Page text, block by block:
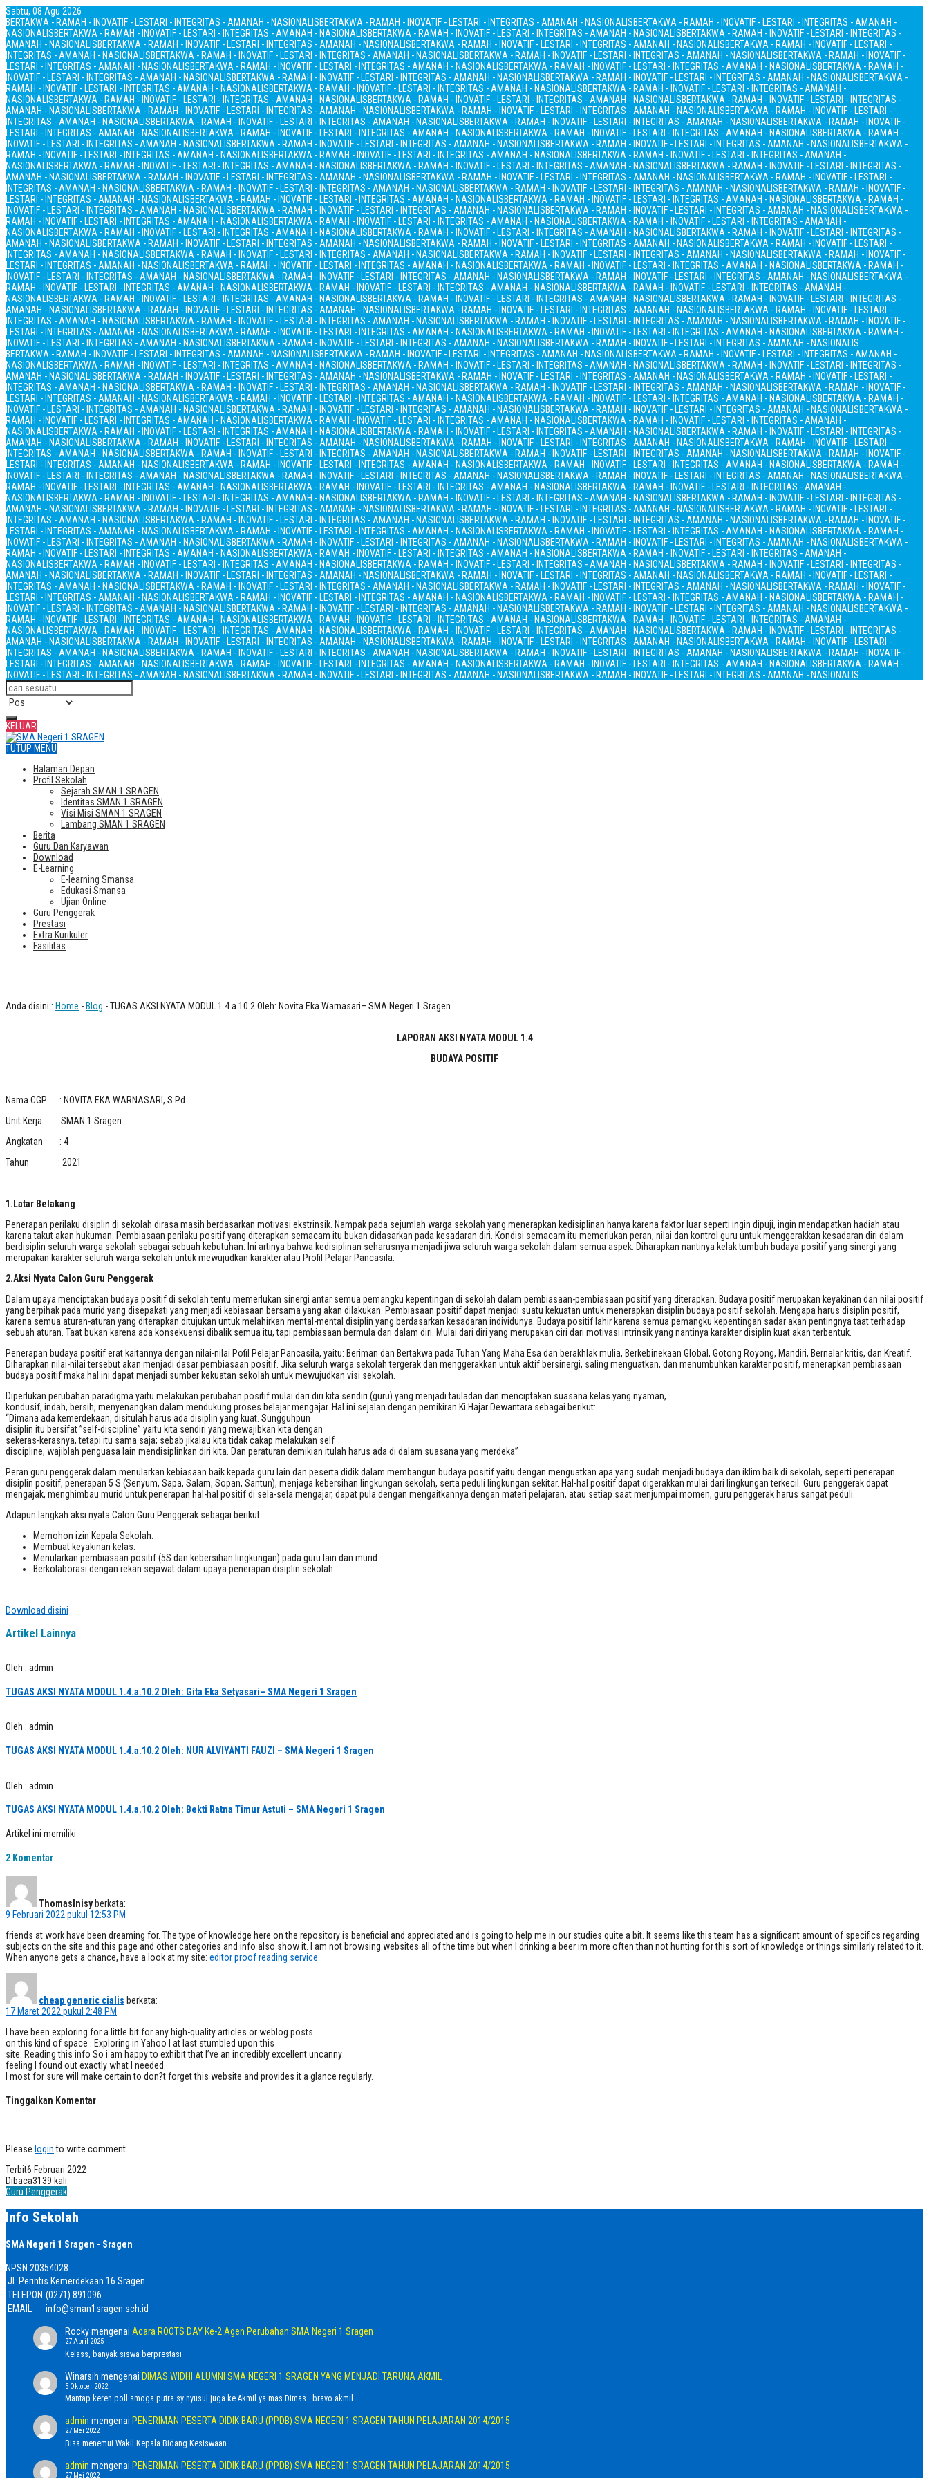
Sabtu, 08 Agu 2026
BERTAKWA - RAMAH - INOVATIF - LESTARI - INTEGRITAS - AMANAH - NASIONALISBERTAKWA - RAMAH - INOVATIF - LESTARI - INTEGRITAS - AMANAH - NASIONALISBERTAKWA - RAMAH - INOVATIF - LESTARI - INTEGRITAS - AMANAH -
NASIONALISBERTAKWA - RAMAH - INOVATIF - LESTARI - INTEGRITAS - AMANAH - NASIONALISBERTAKWA - RAMAH - INOVATIF - LESTARI - INTEGRITAS - AMANAH - NASIONALISBERTAKWA - RAMAH - INOVATIF - LESTARI - INTEGRITAS -
AMANAH - NASIONALISBERTAKWA - RAMAH - INOVATIF - LESTARI - INTEGRITAS - AMANAH - NASIONALISBERTAKWA - RAMAH - INOVATIF - LESTARI - INTEGRITAS - AMANAH - NASIONALISBERTAKWA - RAMAH - INOVATIF - LESTARI -
INTEGRITAS - AMANAH - NASIONALISBERTAKWA - RAMAH - INOVATIF - LESTARI - INTEGRITAS - AMANAH - NASIONALISBERTAKWA - RAMAH - INOVATIF - LESTARI - INTEGRITAS - AMANAH - NASIONALISBERTAKWA - RAMAH - INOVATIF -
LESTARI - INTEGRITAS - AMANAH - NASIONALISBERTAKWA - RAMAH - INOVATIF - LESTARI - INTEGRITAS - AMANAH - NASIONALISBERTAKWA - RAMAH - INOVATIF - LESTARI - INTEGRITAS - AMANAH - NASIONALISBERTAKWA - RAMAH -
INOVATIF - LESTARI - INTEGRITAS - AMANAH - NASIONALISBERTAKWA - RAMAH - INOVATIF - LESTARI - INTEGRITAS - AMANAH - NASIONALISBERTAKWA - RAMAH - INOVATIF - LESTARI - INTEGRITAS - AMANAH - NASIONALISBERTAKWA -
RAMAH - INOVATIF - LESTARI - INTEGRITAS - AMANAH - NASIONALISBERTAKWA - RAMAH - INOVATIF - LESTARI - INTEGRITAS - AMANAH - NASIONALISBERTAKWA - RAMAH - INOVATIF - LESTARI - INTEGRITAS - AMANAH -
NASIONALISBERTAKWA - RAMAH - INOVATIF - LESTARI - INTEGRITAS - AMANAH - NASIONALISBERTAKWA - RAMAH - INOVATIF - LESTARI - INTEGRITAS - AMANAH - NASIONALISBERTAKWA - RAMAH - INOVATIF - LESTARI - INTEGRITAS -
AMANAH - NASIONALISBERTAKWA - RAMAH - INOVATIF - LESTARI - INTEGRITAS - AMANAH - NASIONALISBERTAKWA - RAMAH - INOVATIF - LESTARI - INTEGRITAS - AMANAH - NASIONALISBERTAKWA - RAMAH - INOVATIF - LESTARI -
INTEGRITAS - AMANAH - NASIONALISBERTAKWA - RAMAH - INOVATIF - LESTARI - INTEGRITAS - AMANAH - NASIONALISBERTAKWA - RAMAH - INOVATIF - LESTARI - INTEGRITAS - AMANAH - NASIONALISBERTAKWA - RAMAH - INOVATIF -
LESTARI - INTEGRITAS - AMANAH - NASIONALISBERTAKWA - RAMAH - INOVATIF - LESTARI - INTEGRITAS - AMANAH - NASIONALISBERTAKWA - RAMAH - INOVATIF - LESTARI - INTEGRITAS - AMANAH - NASIONALISBERTAKWA - RAMAH -
INOVATIF - LESTARI - INTEGRITAS - AMANAH - NASIONALISBERTAKWA - RAMAH - INOVATIF - LESTARI - INTEGRITAS - AMANAH - NASIONALISBERTAKWA - RAMAH - INOVATIF - LESTARI - INTEGRITAS - AMANAH - NASIONALISBERTAKWA -
RAMAH - INOVATIF - LESTARI - INTEGRITAS - AMANAH - NASIONALISBERTAKWA - RAMAH - INOVATIF - LESTARI - INTEGRITAS - AMANAH - NASIONALISBERTAKWA - RAMAH - INOVATIF - LESTARI - INTEGRITAS - AMANAH -
NASIONALISBERTAKWA - RAMAH - INOVATIF - LESTARI - INTEGRITAS - AMANAH - NASIONALISBERTAKWA - RAMAH - INOVATIF - LESTARI - INTEGRITAS - AMANAH - NASIONALISBERTAKWA - RAMAH - INOVATIF - LESTARI - INTEGRITAS -
AMANAH - NASIONALISBERTAKWA - RAMAH - INOVATIF - LESTARI - INTEGRITAS - AMANAH - NASIONALISBERTAKWA - RAMAH - INOVATIF - LESTARI - INTEGRITAS - AMANAH - NASIONALISBERTAKWA - RAMAH - INOVATIF - LESTARI -
INTEGRITAS - AMANAH - NASIONALISBERTAKWA - RAMAH - INOVATIF - LESTARI - INTEGRITAS - AMANAH - NASIONALISBERTAKWA - RAMAH - INOVATIF - LESTARI - INTEGRITAS - AMANAH - NASIONALISBERTAKWA - RAMAH - INOVATIF -
LESTARI - INTEGRITAS - AMANAH - NASIONALISBERTAKWA - RAMAH - INOVATIF - LESTARI - INTEGRITAS - AMANAH - NASIONALISBERTAKWA - RAMAH - INOVATIF - LESTARI - INTEGRITAS - AMANAH - NASIONALISBERTAKWA - RAMAH -
INOVATIF - LESTARI - INTEGRITAS - AMANAH - NASIONALISBERTAKWA - RAMAH - INOVATIF - LESTARI - INTEGRITAS - AMANAH - NASIONALISBERTAKWA - RAMAH - INOVATIF - LESTARI - INTEGRITAS - AMANAH - NASIONALISBERTAKWA -
RAMAH - INOVATIF - LESTARI - INTEGRITAS - AMANAH - NASIONALISBERTAKWA - RAMAH - INOVATIF - LESTARI - INTEGRITAS - AMANAH - NASIONALISBERTAKWA - RAMAH - INOVATIF - LESTARI - INTEGRITAS - AMANAH -
NASIONALISBERTAKWA - RAMAH - INOVATIF - LESTARI - INTEGRITAS - AMANAH - NASIONALISBERTAKWA - RAMAH - INOVATIF - LESTARI - INTEGRITAS - AMANAH - NASIONALISBERTAKWA - RAMAH - INOVATIF - LESTARI - INTEGRITAS -
AMANAH - NASIONALISBERTAKWA - RAMAH - INOVATIF - LESTARI - INTEGRITAS - AMANAH - NASIONALISBERTAKWA - RAMAH - INOVATIF - LESTARI - INTEGRITAS - AMANAH - NASIONALISBERTAKWA - RAMAH - INOVATIF - LESTARI -
INTEGRITAS - AMANAH - NASIONALISBERTAKWA - RAMAH - INOVATIF - LESTARI - INTEGRITAS - AMANAH - NASIONALISBERTAKWA - RAMAH - INOVATIF - LESTARI - INTEGRITAS - AMANAH - NASIONALISBERTAKWA - RAMAH - INOVATIF -
LESTARI - INTEGRITAS - AMANAH - NASIONALISBERTAKWA - RAMAH - INOVATIF - LESTARI - INTEGRITAS - AMANAH - NASIONALISBERTAKWA - RAMAH - INOVATIF - LESTARI - INTEGRITAS - AMANAH - NASIONALISBERTAKWA - RAMAH -
INOVATIF - LESTARI - INTEGRITAS - AMANAH - NASIONALISBERTAKWA - RAMAH - INOVATIF - LESTARI - INTEGRITAS - AMANAH - NASIONALISBERTAKWA - RAMAH - INOVATIF - LESTARI - INTEGRITAS - AMANAH - NASIONALISBERTAKWA -
RAMAH - INOVATIF - LESTARI - INTEGRITAS - AMANAH - NASIONALISBERTAKWA - RAMAH - INOVATIF - LESTARI - INTEGRITAS - AMANAH - NASIONALISBERTAKWA - RAMAH - INOVATIF - LESTARI - INTEGRITAS - AMANAH -
NASIONALISBERTAKWA - RAMAH - INOVATIF - LESTARI - INTEGRITAS - AMANAH - NASIONALISBERTAKWA - RAMAH - INOVATIF - LESTARI - INTEGRITAS - AMANAH - NASIONALISBERTAKWA - RAMAH - INOVATIF - LESTARI - INTEGRITAS -
AMANAH - NASIONALISBERTAKWA - RAMAH - INOVATIF - LESTARI - INTEGRITAS - AMANAH - NASIONALISBERTAKWA - RAMAH - INOVATIF - LESTARI - INTEGRITAS - AMANAH - NASIONALISBERTAKWA - RAMAH - INOVATIF - LESTARI -
INTEGRITAS - AMANAH - NASIONALISBERTAKWA - RAMAH - INOVATIF - LESTARI - INTEGRITAS - AMANAH - NASIONALISBERTAKWA - RAMAH - INOVATIF - LESTARI - INTEGRITAS - AMANAH - NASIONALISBERTAKWA - RAMAH - INOVATIF -
LESTARI - INTEGRITAS - AMANAH - NASIONALISBERTAKWA - RAMAH - INOVATIF - LESTARI - INTEGRITAS - AMANAH - NASIONALISBERTAKWA - RAMAH - INOVATIF - LESTARI - INTEGRITAS - AMANAH - NASIONALISBERTAKWA - RAMAH -
INOVATIF - LESTARI - INTEGRITAS - AMANAH - NASIONALISBERTAKWA - RAMAH - INOVATIF - LESTARI - INTEGRITAS - AMANAH - NASIONALISBERTAKWA - RAMAH - INOVATIF - LESTARI - INTEGRITAS - AMANAH - NASIONALIS
BERTAKWA - RAMAH - INOVATIF - LESTARI - INTEGRITAS - AMANAH - NASIONALISBERTAKWA - RAMAH - INOVATIF - LESTARI - INTEGRITAS - AMANAH - NASIONALISBERTAKWA - RAMAH - INOVATIF - LESTARI - INTEGRITAS - AMANAH -
NASIONALISBERTAKWA - RAMAH - INOVATIF - LESTARI - INTEGRITAS - AMANAH - NASIONALISBERTAKWA - RAMAH - INOVATIF - LESTARI - INTEGRITAS - AMANAH - NASIONALISBERTAKWA - RAMAH - INOVATIF - LESTARI - INTEGRITAS -
AMANAH - NASIONALISBERTAKWA - RAMAH - INOVATIF - LESTARI - INTEGRITAS - AMANAH - NASIONALISBERTAKWA - RAMAH - INOVATIF - LESTARI - INTEGRITAS - AMANAH - NASIONALISBERTAKWA - RAMAH - INOVATIF - LESTARI -
INTEGRITAS - AMANAH - NASIONALISBERTAKWA - RAMAH - INOVATIF - LESTARI - INTEGRITAS - AMANAH - NASIONALISBERTAKWA - RAMAH - INOVATIF - LESTARI - INTEGRITAS - AMANAH - NASIONALISBERTAKWA - RAMAH - INOVATIF -
LESTARI - INTEGRITAS - AMANAH - NASIONALISBERTAKWA - RAMAH - INOVATIF - LESTARI - INTEGRITAS - AMANAH - NASIONALISBERTAKWA - RAMAH - INOVATIF - LESTARI - INTEGRITAS - AMANAH - NASIONALISBERTAKWA - RAMAH -
INOVATIF - LESTARI - INTEGRITAS - AMANAH - NASIONALISBERTAKWA - RAMAH - INOVATIF - LESTARI - INTEGRITAS - AMANAH - NASIONALISBERTAKWA - RAMAH - INOVATIF - LESTARI - INTEGRITAS - AMANAH - NASIONALISBERTAKWA -
RAMAH - INOVATIF - LESTARI - INTEGRITAS - AMANAH - NASIONALISBERTAKWA - RAMAH - INOVATIF - LESTARI - INTEGRITAS - AMANAH - NASIONALISBERTAKWA - RAMAH - INOVATIF - LESTARI - INTEGRITAS - AMANAH -
NASIONALISBERTAKWA - RAMAH - INOVATIF - LESTARI - INTEGRITAS - AMANAH - NASIONALISBERTAKWA - RAMAH - INOVATIF - LESTARI - INTEGRITAS - AMANAH - NASIONALISBERTAKWA - RAMAH - INOVATIF - LESTARI - INTEGRITAS -
AMANAH - NASIONALISBERTAKWA - RAMAH - INOVATIF - LESTARI - INTEGRITAS - AMANAH - NASIONALISBERTAKWA - RAMAH - INOVATIF - LESTARI - INTEGRITAS - AMANAH - NASIONALISBERTAKWA - RAMAH - INOVATIF - LESTARI -
INTEGRITAS - AMANAH - NASIONALISBERTAKWA - RAMAH - INOVATIF - LESTARI - INTEGRITAS - AMANAH - NASIONALISBERTAKWA - RAMAH - INOVATIF - LESTARI - INTEGRITAS - AMANAH - NASIONALISBERTAKWA - RAMAH - INOVATIF -
LESTARI - INTEGRITAS - AMANAH - NASIONALISBERTAKWA - RAMAH - INOVATIF - LESTARI - INTEGRITAS - AMANAH - NASIONALISBERTAKWA - RAMAH - INOVATIF - LESTARI - INTEGRITAS - AMANAH - NASIONALISBERTAKWA - RAMAH -
INOVATIF - LESTARI - INTEGRITAS - AMANAH - NASIONALISBERTAKWA - RAMAH - INOVATIF - LESTARI - INTEGRITAS - AMANAH - NASIONALISBERTAKWA - RAMAH - INOVATIF - LESTARI - INTEGRITAS - AMANAH - NASIONALISBERTAKWA -
RAMAH - INOVATIF - LESTARI - INTEGRITAS - AMANAH - NASIONALISBERTAKWA - RAMAH - INOVATIF - LESTARI - INTEGRITAS - AMANAH - NASIONALISBERTAKWA - RAMAH - INOVATIF - LESTARI - INTEGRITAS - AMANAH -
NASIONALISBERTAKWA - RAMAH - INOVATIF - LESTARI - INTEGRITAS - AMANAH - NASIONALISBERTAKWA - RAMAH - INOVATIF - LESTARI - INTEGRITAS - AMANAH - NASIONALISBERTAKWA - RAMAH - INOVATIF - LESTARI - INTEGRITAS -
AMANAH - NASIONALISBERTAKWA - RAMAH - INOVATIF - LESTARI - INTEGRITAS - AMANAH - NASIONALISBERTAKWA - RAMAH - INOVATIF - LESTARI - INTEGRITAS - AMANAH - NASIONALISBERTAKWA - RAMAH - INOVATIF - LESTARI -
INTEGRITAS - AMANAH - NASIONALISBERTAKWA - RAMAH - INOVATIF - LESTARI - INTEGRITAS - AMANAH - NASIONALISBERTAKWA - RAMAH - INOVATIF - LESTARI - INTEGRITAS - AMANAH - NASIONALISBERTAKWA - RAMAH - INOVATIF -
LESTARI - INTEGRITAS - AMANAH - NASIONALISBERTAKWA - RAMAH - INOVATIF - LESTARI - INTEGRITAS - AMANAH - NASIONALISBERTAKWA - RAMAH - INOVATIF - LESTARI - INTEGRITAS - AMANAH - NASIONALISBERTAKWA - RAMAH -
INOVATIF - LESTARI - INTEGRITAS - AMANAH - NASIONALISBERTAKWA - RAMAH - INOVATIF - LESTARI - INTEGRITAS - AMANAH - NASIONALISBERTAKWA - RAMAH - INOVATIF - LESTARI - INTEGRITAS - AMANAH - NASIONALISBERTAKWA -
RAMAH - INOVATIF - LESTARI - INTEGRITAS - AMANAH - NASIONALISBERTAKWA - RAMAH - INOVATIF - LESTARI - INTEGRITAS - AMANAH - NASIONALISBERTAKWA - RAMAH - INOVATIF - LESTARI - INTEGRITAS - AMANAH -
NASIONALISBERTAKWA - RAMAH - INOVATIF - LESTARI - INTEGRITAS - AMANAH - NASIONALISBERTAKWA - RAMAH - INOVATIF - LESTARI - INTEGRITAS - AMANAH - NASIONALISBERTAKWA - RAMAH - INOVATIF - LESTARI - INTEGRITAS -
AMANAH - NASIONALISBERTAKWA - RAMAH - INOVATIF - LESTARI - INTEGRITAS - AMANAH - NASIONALISBERTAKWA - RAMAH - INOVATIF - LESTARI - INTEGRITAS - AMANAH - NASIONALISBERTAKWA - RAMAH - INOVATIF - LESTARI -
INTEGRITAS - AMANAH - NASIONALISBERTAKWA - RAMAH - INOVATIF - LESTARI - INTEGRITAS - AMANAH - NASIONALISBERTAKWA - RAMAH - INOVATIF - LESTARI - INTEGRITAS - AMANAH - NASIONALISBERTAKWA - RAMAH - INOVATIF -
LESTARI - INTEGRITAS - AMANAH - NASIONALISBERTAKWA - RAMAH - INOVATIF - LESTARI - INTEGRITAS - AMANAH - NASIONALISBERTAKWA - RAMAH - INOVATIF - LESTARI - INTEGRITAS - AMANAH - NASIONALISBERTAKWA - RAMAH -
INOVATIF - LESTARI - INTEGRITAS - AMANAH - NASIONALISBERTAKWA - RAMAH - INOVATIF - LESTARI - INTEGRITAS - AMANAH - NASIONALISBERTAKWA - RAMAH - INOVATIF - LESTARI - INTEGRITAS - AMANAH - NASIONALISBERTAKWA -
RAMAH - INOVATIF - LESTARI - INTEGRITAS - AMANAH - NASIONALISBERTAKWA - RAMAH - INOVATIF - LESTARI - INTEGRITAS - AMANAH - NASIONALISBERTAKWA - RAMAH - INOVATIF - LESTARI - INTEGRITAS - AMANAH -
NASIONALISBERTAKWA - RAMAH - INOVATIF - LESTARI - INTEGRITAS - AMANAH - NASIONALISBERTAKWA - RAMAH - INOVATIF - LESTARI - INTEGRITAS - AMANAH - NASIONALISBERTAKWA - RAMAH - INOVATIF - LESTARI - INTEGRITAS -
AMANAH - NASIONALISBERTAKWA - RAMAH - INOVATIF - LESTARI - INTEGRITAS - AMANAH - NASIONALISBERTAKWA - RAMAH - INOVATIF - LESTARI - INTEGRITAS - AMANAH - NASIONALISBERTAKWA - RAMAH - INOVATIF - LESTARI -
INTEGRITAS - AMANAH - NASIONALISBERTAKWA - RAMAH - INOVATIF - LESTARI - INTEGRITAS - AMANAH - NASIONALISBERTAKWA - RAMAH - INOVATIF - LESTARI - INTEGRITAS - AMANAH - NASIONALISBERTAKWA - RAMAH - INOVATIF -
LESTARI - INTEGRITAS - AMANAH - NASIONALISBERTAKWA - RAMAH - INOVATIF - LESTARI - INTEGRITAS - AMANAH - NASIONALISBERTAKWA - RAMAH - INOVATIF - LESTARI - INTEGRITAS - AMANAH - NASIONALISBERTAKWA - RAMAH -
INOVATIF - LESTARI - INTEGRITAS - AMANAH - NASIONALISBERTAKWA - RAMAH - INOVATIF - LESTARI - INTEGRITAS - AMANAH - NASIONALISBERTAKWA - RAMAH - INOVATIF - LESTARI - INTEGRITAS - AMANAH - NASIONALIS
KELUAR
TUTUP MENU
Halaman Depan
Profil Sekolah
Sejarah SMAN 1 SRAGEN
Identitas SMAN 1 SRAGEN
Visi Misi SMAN 1 SRAGEN
Lambang SMAN 1 SRAGEN
Berita
Guru Dan Karyawan
Download
E-Learning
E-learning Smansa
Edukasi Smansa
Ujian Online
Guru Penggerak
Prestasi
Extra Kurikuler
Fasilitas
Anda disini : Home -Blog - TUGAS AKSI NYATA MODUL 1.4.a.10.2 Oleh: Novita Eka Warnasari– SMA Negeri 1 Sragen
LAPORAN AKSI NYATA MODUL 1.4
BUDAYA POSITIF
Nama CGP : NOVITA EKA WARNASARI, S.Pd.
Unit Kerja : SMAN 1 Sragen
Angkatan : 4
Tahun : 2021
1.Latar Belakang
Penerapan perilaku disiplin di sekolah dirasa masih berdasarkan motivasi ekstrinsik. Nampak pada sejumlah warga sekolah yang menerapkan kedisiplinan hanya karena faktor luar seperti ingin dipuji, ingin mendapatkan hadiah atau
karena takut akan hukuman. Pembiasaan perilaku positif yang diterapkan semacam itu bukan didasarkan pada kesadaran diri. Kondisi semacam itu memerlukan peran, nilai dan kontrol guru untuk menggerakkan kesadaran diri dalam
berdisiplin seluruh warga sekolah sebagai sebuah kebutuhan. Ini artinya bahwa kedisiplinan seharusnya menjadi jiwa seluruh warga sekolah dalam semua aspek. Diharapkan nantinya kelak tumbuh budaya positif yang sinergi yang
merupakan karakter seluruh warga sekolah untuk mewujudkan karakter atau Profil Pelajar Pancasila.
2.Aksi Nyata Calon Guru Penggerak
Dalam upaya menciptakan budaya positif di sekolah tentu memerlukan sinergi antar semua pemangku kepentingan di sekolah dalam pembiasaan-pembiasaan positif yang diterapkan. Budaya positif merupakan keyakinan dan nilai positif
yang berpihak pada murid yang disepakati yang menjadi kebiasaan bersama yang akan dilakukan. Pembiasaan positif dapat menjadi suatu kekuatan untuk menerapkan disiplin budaya positif sekolah. Mengapa harus disiplin positif,
karena semua aturan-aturan yang diterapkan ditujukan untuk melahirkan mental-mental disiplin yang berdasarkan kesadaran individunya. Budaya positif lahir karena semua pemangku kepentingan sadar akan pentingnya taat terhadap
sebuah aturan. Taat bukan karena ada konsekuensi dibalik semua itu, tapi pembiasaan bermula dari dalam diri. Mulai dari diri yang merupakan ciri dari motivasi intrinsik yang nantinya karakter disiplin kuat akan terbentuk.
Penerapan budaya positif erat kaitannya dengan nilai-nilai Pofil Pelajar Pancasila, yaitu: Beriman dan Bertakwa pada Tuhan Yang Maha Esa dan berakhlak mulia, Berkebinekaan Global, Gotong Royong, Mandiri, Bernalar kritis, dan Kreatif.
Diharapkan nilai-nilai tersebut akan menjadi dasar pembiasaan positif. Jika seluruh warga sekolah tergerak dan menggerakkan untuk aktif bersinergi, saling menguatkan, dan menumbuhkan karakter positif, menerapkan pembiasaan
budaya positif maka hal ini dapat menjadi sumber kekuatan sekolah untuk mewujudkan visi sekolah.
Diperlukan perubahan paradigma yaitu melakukan perubahan positif mulai dari diri kita sendiri (guru) yang menjadi tauladan dan menciptakan suasana kelas yang nyaman,
kondusif, indah, bersih, menyenangkan dalam mendukung proses belajar mengajar. Hal ini sejalan dengan pemikiran Ki Hajar Dewantara sebagai berikut:
“Dimana ada kemerdekaan, disitulah harus ada disiplin yang kuat. Sungguhpun
disiplin itu bersifat ”self-discipline” yaitu kita sendiri yang mewajibkan kita dengan
sekeras-kerasnya, tetapi itu sama saja; sebab jikalau kita tidak cakap melakukan self
discipline, wajiblah penguasa lain mendisiplinkan diri kita. Dan peraturan demikian itulah harus ada di dalam suasana yang merdeka”
Peran guru penggerak dalam menularkan kebiasaan baik kepada guru lain dan peserta didik dalam membangun budaya positif yaitu dengan menguatkan apa yang sudah menjadi budaya dan iklim baik di sekolah, seperti penerapan
disiplin positif, penerapan 5 S (Senyum, Sapa, Salam, Sopan, Santun), menjaga kebersihan lingkungan sekolah, serta peduli lingkungan sekitar. Hal-hal positif dapat digerakkan mulai dari lingkungan terkecil. Guru penggerak dapat
mengajak, menghimbau murid untuk penerapan hal-hal positif di sela-sela mengajar, dapat pula dengan mengaitkannya dengan materi pelajaran, atau setiap saat menjumpai momen, guru penggerak harus sangat peduli.
Adapun langkah aksi nyata Calon Guru Penggerak sebagai berikut:
Memohon izin Kepala Sekolah.
Membuat keyakinan kelas.
Menularkan pembiasaan positif (5S dan kebersihan lingkungan) pada guru lain dan murid.
Berkolaborasi dengan rekan sejawat dalam upaya penerapan disiplin sekolah.
Download disini
Artikel Lainnya
Oleh : admin
TUGAS AKSI NYATA MODUL 1.4.a.10.2 Oleh: Gita Eka Setyasari– SMA Negeri 1 Sragen
Oleh : admin
TUGAS AKSI NYATA MODUL 1.4.a.10.2 Oleh: NUR ALVIYANTI FAUZI – SMA Negeri 1 Sragen
Oleh : admin
TUGAS AKSI NYATA MODUL 1.4.a.10.2 Oleh: Bekti Ratna Timur Astuti – SMA Negeri 1 Sragen
Artikel ini memiliki
2 Komentar
ThomasInisy berkata:
9 Februari 2022 pukul 12:53 PM
friends at work have been dreaming for. The type of knowledge here on the repository is beneficial and appreciated and is going to help me in our studies quite a bit. It seems like this team has a significant amount of specifics regarding
subjects on the site and this page and other categories and info also show it. I am not browsing websites all of the time but when I drinking a beer im more often than not hunting for this sort of knowledge or things similarly related to it.
When anyone gets a chance, have a look at my site: editor proof reading service
cheap generic cialis berkata:
17 Maret 2022 pukul 2:48 PM
I have been exploring for a little bit for any high-quality articles or weblog posts
on this kind of space . Exploring in Yahoo I at last stumbled upon this
site. Reading this info So i am happy to exhibit that I’ve an incredibly excellent uncanny
feeling I found out exactly what I needed.
I most for sure will make certain to don?t forget this website and provides it a glance regularly.
Tinggalkan Komentar
Please loginto write comment.
Terbit6 Februari 2022
Dibaca3139 kali
Guru Penggerak
Info Sekolah
SMA Negeri 1 Sragen - Sragen
NPSN 20354028
Jl. Perintis Kemerdekaan 16 Sragen
TELEPON (0271) 891096
EMAIL
info@sman1sragen.sch.id
Rockymengenai Acara ROOTS DAY Ke-2 Agen Perubahan SMA Negeri 1 Sragen
27 April 2025
Kelass, banyak siswa berprestasi
Winarsih mengenai DIMAS WIDHI ALUMNI SMA NEGERI 1 SRAGEN YANG MENJADI TARUNA AKMIL
5 Oktober 2022
Mantap keren poll smoga putra sy nyusul juga ke Akmil ya mas Dimas...bravo akmil
admin mengenai PENERIMAN PESERTA DIDIK BARU (PPDB) SMA NEGERI 1 SRAGEN TAHUN PELAJARAN 2014/2015
27 Mei 2022
Bisa menemui Wakil Kepala Bidang Kesiswaan.
admin mengenai PENERIMAN PESERTA DIDIK BARU (PPDB) SMA NEGERI 1 SRAGEN TAHUN PELAJARAN 2014/2015
27 Mei 2022